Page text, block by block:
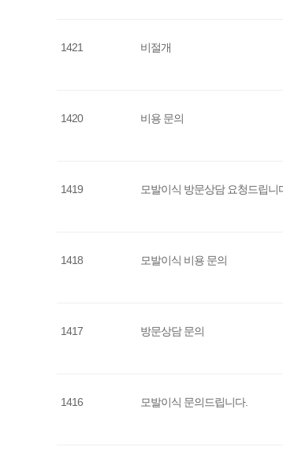
1421 비절개
1420 비용 문의
1419 모발이식 방문상담 요청드립니
1418 모발이식 비용 문의
1417 방문상담 문의
1416 모발이식 문의드립니다.